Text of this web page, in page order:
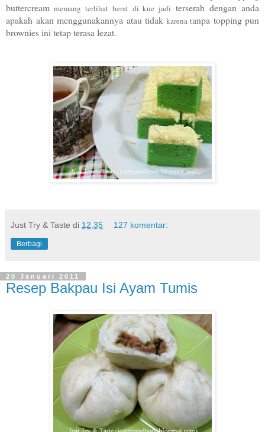
buttercream memang terlihat berat di kue jadi terserah dengan anda
apakah akan menggunakannya atau tidak karena tanpa topping pun
brownies ini tetap terasa lezat.
Just Try & Taste di 12.35 127 komentar:
Berbagi
20 Januari 2011
Resep Bakpau Isi Ayam Tumis